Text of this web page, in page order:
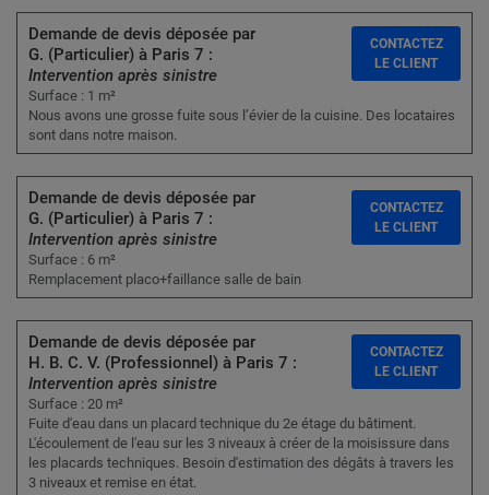
Demande de devis déposée par
G. (Particulier) à Paris 7 :
Intervention après sinistre
Surface : 1 m²
Nous avons une grosse fuite sous l’évier de la cuisine. Des locataires
sont dans notre maison.
CONTACTEZ
LE CLIENT
Demande de devis déposée par
G. (Particulier) à Paris 7 :
Intervention après sinistre
Surface : 6 m²
Remplacement placo+faillance salle de bain
CONTACTEZ
LE CLIENT
Demande de devis déposée par
H. B. C. V. (Professionnel) à Paris 7 :
Intervention après sinistre
Surface : 20 m²
Fuite d'eau dans un placard technique du 2e étage du bâtiment.
L'écoulement de l'eau sur les 3 niveaux à créer de la moisissure dans
les placards techniques. Besoin d'estimation des dégâts à travers les
3 niveaux et remise en état.
CONTACTEZ
LE CLIENT